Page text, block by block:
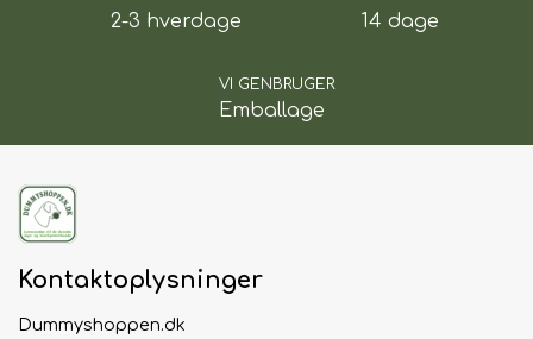
2-3 hverdage 14 dage
VI GENBRUGER
Emballage
Kontaktoplysninger
Dummyshoppen.dk